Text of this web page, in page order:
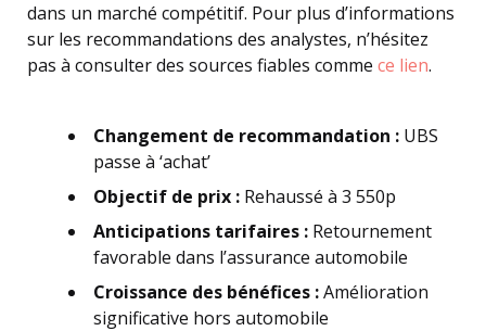
dans un marché compétitif. Pour plus d’informations
sur les recommandations des analystes, n’hésitez
pas à consulter des sources fiables comme ce lien.
Changement de recommandation : UBS
passe à ‘achat’
Objectif de prix : Rehaussé à 3 550p
Anticipations tarifaires : Retournement
favorable dans l’assurance automobile
Croissance des bénéfices :Amélioration
significative hors automobile